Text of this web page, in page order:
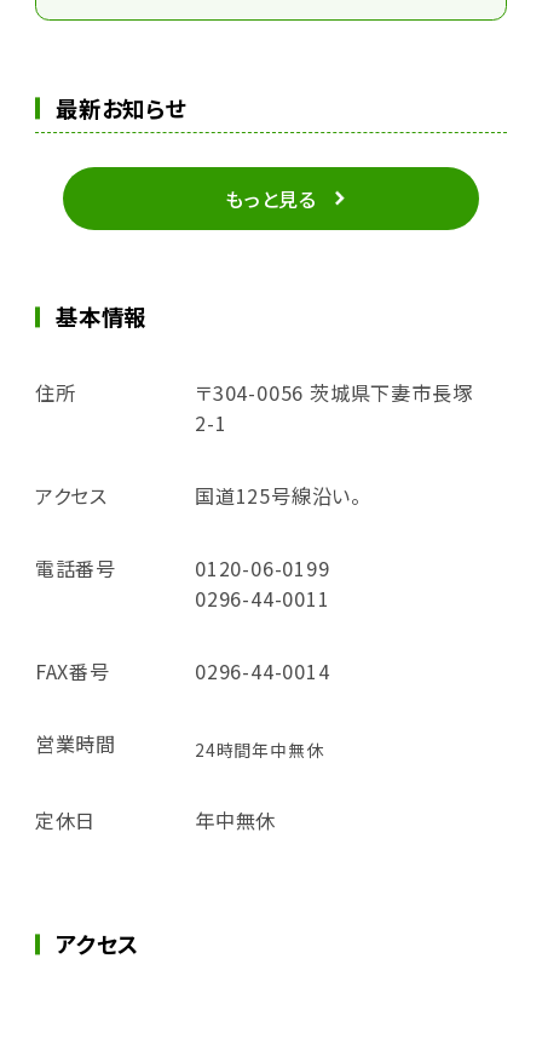
最新お知らせ
もっと見る
基本情報
住所
〒304-0056 茨城県下妻市長塚
2-1
アクセス 国道125号線沿い。
電話番号
0120-06-0199
0296-44-0011
FAX番号 0296-44-0014
営業時間 24時間年中無休
定休日 年中無休
アクセス